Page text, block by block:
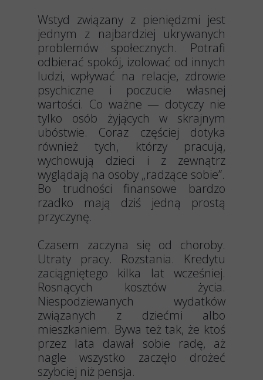
Wstyd związany z pieniędzmi jest
jednym z najbardziej ukrywanych
problemów społecznych. Potrafi
odbierać spokój, izolować od innych
ludzi, wpływać na relacje, zdrowie
psychiczne i poczucie własnej
wartości. Co ważne — dotyczy nie
tylko osób żyjących w skrajnym
ubóstwie. Coraz częściej dotyka
również tych, którzy pracują,
wychowują dzieci i z zewnątrz
wyglądają na osoby „radzące sobie”.
Bo trudności finansowe bardzo
rzadko mają dziś jedną prostą
przyczynę.
Czasem zaczyna się od choroby.
Utraty pracy. Rozstania. Kredytu
zaciągniętego kilka lat wcześniej.
Rosnących kosztów życia.
Niespodziewanych wydatków
związanych z dziećmi albo
mieszkaniem. Bywa też tak, że ktoś
przez lata dawał sobie radę, aż
nagle wszystko zaczęło drożeć
szybciej niż pensja.